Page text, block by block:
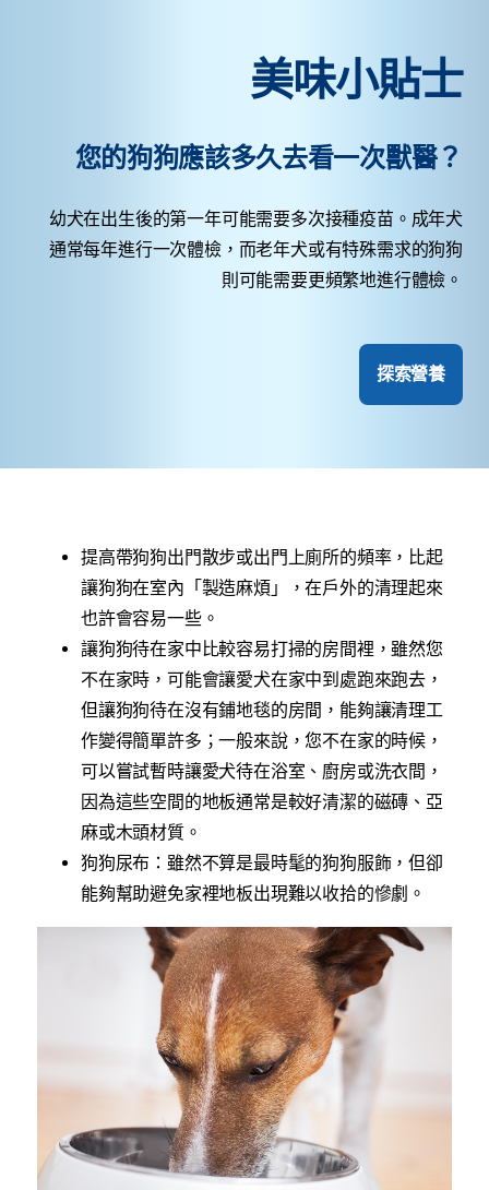
美味小貼士
您的狗狗應該多久去看一次獸醫？
幼犬在出生後的第一年可能需要多次接種疫苗。成年犬
通常每年進行一次體檢，而老年犬或有特殊需求的狗狗
則可能需要更頻繁地進行體檢。
探索營養
提高帶狗狗出門散步或出門上廁所的頻率，比起
讓狗狗在室內「製造麻煩」，在戶外的清理起來
也許會容易一些。
讓狗狗待在家中比較容易打掃的房間裡，雖然您
不在家時，可能會讓愛犬在家中到處跑來跑去，
但讓狗狗待在沒有鋪地毯的房間，能夠讓清理工
作變得簡單許多；一般來說，您不在家的時候，
可以嘗試暫時讓愛犬待在浴室、廚房或洗衣間，
因為這些空間的地板通常是較好清潔的磁磚、亞
麻或木頭材質。
狗狗尿布：雖然不算是最時髦的狗狗服飾，但卻
能夠幫助避免家裡地板出現難以收拾的慘劇。